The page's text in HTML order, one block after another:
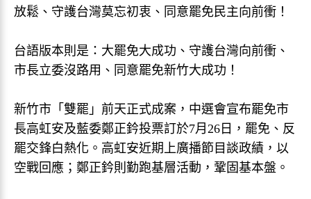
放鬆、守護台灣莫忘初衷、同意罷免民主向前衝！
台語版本則是：大罷免大成功、守護台灣向前衝、
市長立委沒路用、同意罷免新竹大成功！
新竹市「雙罷」前天正式成案，中選會宣布罷免市
長高虹安及藍委鄭正鈐投票訂於7月26日，罷免、反
罷交鋒白熱化。高虹安近期上廣播節目談政績，以
空戰回應；鄭正鈐則勤跑基層活動，鞏固基本盤。